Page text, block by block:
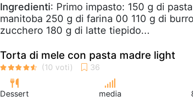
Ingredienti: Primo impasto: 150 g di
manitoba 250 g di farina 00 110 g di
zucchero 180 g di latte tiepido...
Torta di mele con pasta madre light
Dessert media